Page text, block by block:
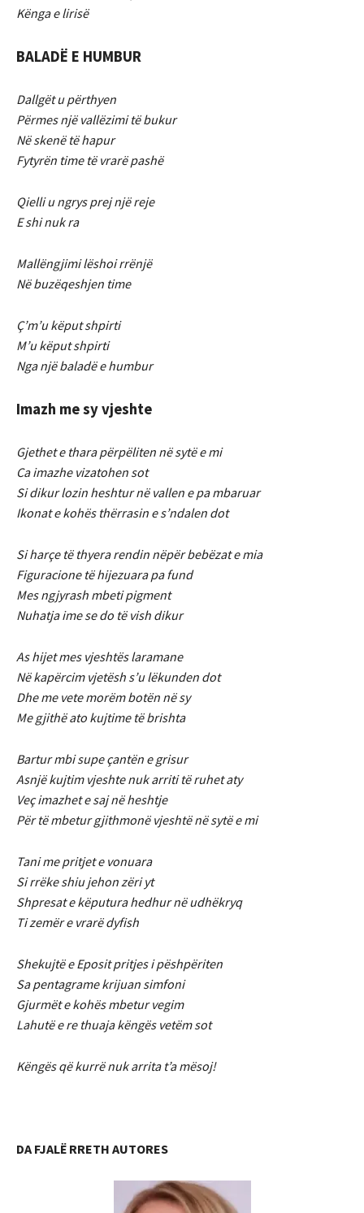
Kënga e lirisë
BALADË E HUMBUR
Dallgët u përthyen
Përmes një vallëzimi të bukur
Në skenë të hapur
Fytyrën time të vrarë pashë
Qielli u ngrys prej një reje
E shi nuk ra
Mallëngjimi lëshoi rrënjë
Në buzëqeshjen time
Ç’m’u këput shpirti
M’u këput shpirti
Nga një baladë e humbur
Imazh me sy vjeshte
Gjethet e thara përpëliten në sytë e mi
Ca imazhe vizatohen sot
Si dikur lozin heshtur në vallen e pa mbaruar
Ikonat e kohës thërrasin e s’ndalen dot
Si harçe të thyera rendin nëpër bebëzat e mia
Figuracione të hijezuara pa fund
Mes ngjyrash mbeti pigment
Nuhatja ime se do të vish dikur
As hijet mes vjeshtës laramane
Në kapërcim vjetësh s’u lëkunden dot
Dhe me vete morëm botën në sy
Me gjithë ato kujtime të brishta
Bartur mbi supe çantën e grisur
Asnjë kujtim vjeshte nuk arriti të ruhet aty
Veç imazhet e saj në heshtje
Për të mbetur gjithmonë vjeshtë në sytë e mi
Tani me pritjet e vonuara
Si rrëke shiu jehon zëri yt
Shpresat e këputura hedhur në udhëkryq
Ti zemër e vrarë dyfish
Shekujtë e Eposit pritjes i pëshpëriten
Sa pentagrame krijuan simfoni
Gjurmët e kohës mbetur vegim
Lahutë e re thuaja këngës vetëm sot
Këngës që kurrë nuk arrita t’a mësoj!
DA FJALË RRETH AUTORES